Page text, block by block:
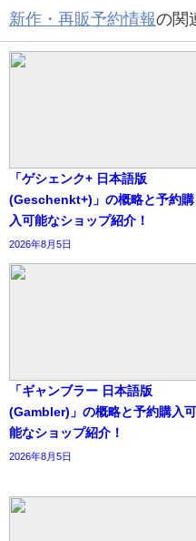
新作・再販予約情報の関
「ゲシェンク+ 日本語版
(Geschenkt+)」の概略と予約購
入可能なショップ紹介！
2026年8月5日
「ギャンブラー 日本語版
(Gambler)」の概略と予約購入可
能なショップ紹介！
2026年8月5日